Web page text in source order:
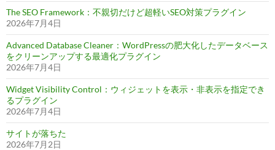
The SEO Framework：不親切だけど超軽いSEO対策プラグイン
2026年7月4日
Advanced Database Cleaner：WordPressの肥大化したデータベース
をクリーンアップする最適化プラグイン
2026年7月4日
Widget Visibility Control：ウィジェットを表示・非表示を指定でき
るプラグイン
2026年7月4日
サイトが落ちた
2026年7月2日